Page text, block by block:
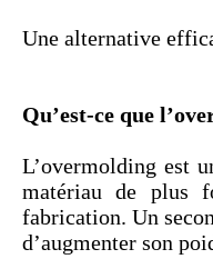
Une alternative
Qu’est-ce que
L’overmolding est
matériau de plus
fabrication. Un
d’augmenter son